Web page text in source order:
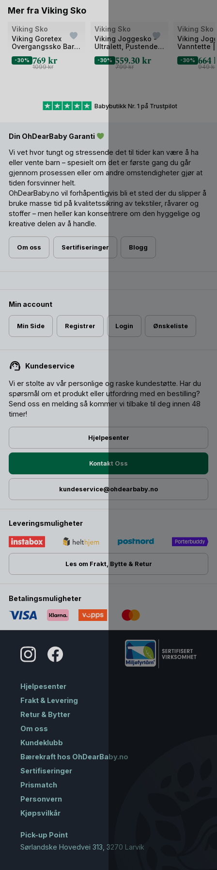
Mer fra Viking Sko
Viking Sko
Viking Goretex
Overgangssko Barn
Sneakers, Høst / Vår
| Veme Reflex GTX
-30% 769 kr
1099kr
Viking Sko
Viking Joggesko -
Ultralett, Pustende
Sol 1V
-30% 559.30kr
799kr
Viking Sko
Viking
Vanntette |
-30% 664
949kr
Babybutikk Nr. 1 på Trustpilot
Din OhDearBaby Garanti
Vi vet hvor tungt og stressende det til tider kan være å ha
eller vente barn – spesielt om det er første gang du går
gjennom prosessen eller om andre omstendigheter gjør at
tiden forsvinner helt.
OhDearBaby.no vil forhåpentligvis bli et sted der du slipper å
bruke masse tid på kvalitetssikring av tekstiler, råvarer og
stoffer – men heller kan konsentrere om den hyggelige og
kreative delen av å handle.
Om oss Sertifiseringer Blogg
Min account
Min Side Registrer Login Ønskeliste
Kundeservice
Vi er stolte av vår personlige og raske kundestøtte. Har du
spørsmål om et produkt eller utfordring med en bestilling?
Send oss ​​en melding så kommer vi tilbake til deg innen 48
timer!
Hjelpesenter
Kontakt Oss
kundeservice@ohdearbaby.no
Leveringsmuligheter
Les om Frakt, Bytte & Retur
Betalingsmuligheter
Hjelpesenter
Frakt & Levering
Retur & Bytter
Om oss
Kundeklubb
Bærekraft hos OhDearBaby.no
Sertifiseringer
Prismatch
Personvern
Kjøpsvilkår
Pick-up Point
Sørlandske Hovedvei 313, 3270 Larvik